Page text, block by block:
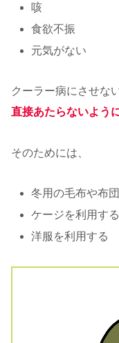
咳
食欲不振
元気がない
クーラー病にさせな
直接あたらないよう
そのためには、
冬用の毛布や布
ケージを利用する
洋服を利用する